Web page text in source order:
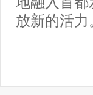
放新的活力